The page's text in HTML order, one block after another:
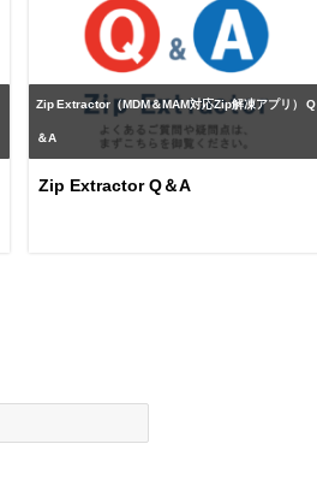
Zip Extractor（MDM＆MAM対応Zip解凍アプリ） Q
＆A
Zip Extractor Q＆A